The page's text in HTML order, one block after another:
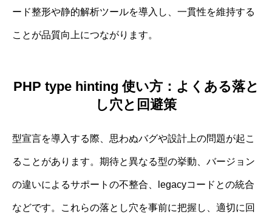
ード整形や静的解析ツールを導入し、一貫性を維持する
ことが品質向上につながります。
PHP type hinting 使い方：よくある落と
し穴と回避策
型宣言を導入する際、思わぬバグや設計上の問題が起こ
ることがあります。期待と異なる型の挙動、バージョン
の違いによるサポートの不整合、legacyコードとの統合
などです。これらの落とし穴を事前に把握し、適切に回